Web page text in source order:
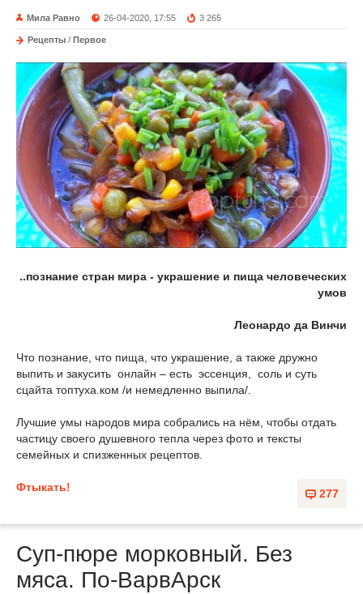
Мила Равно 26-04-2020, 17:55 3 265
Рецепты / Первое
..познание стран мира - украшение и пища человеческих
умов
Леонардо да Винчи
Что познание, что пища, что украшение, а также дружно
выпить и закусить онлайн – есть эссенция, соль и суть
сцайта топтуха.ком /и немедленно выпила/.
Лучшие умы народов мира собрались на нём, чтобы отдать
частицу своего душевного тепла через фото и тексты
семейных и спизженных рецептов.
277
Фтыкать!
Суп-пюре морковный. Без
мяса. По-ВарвАрск